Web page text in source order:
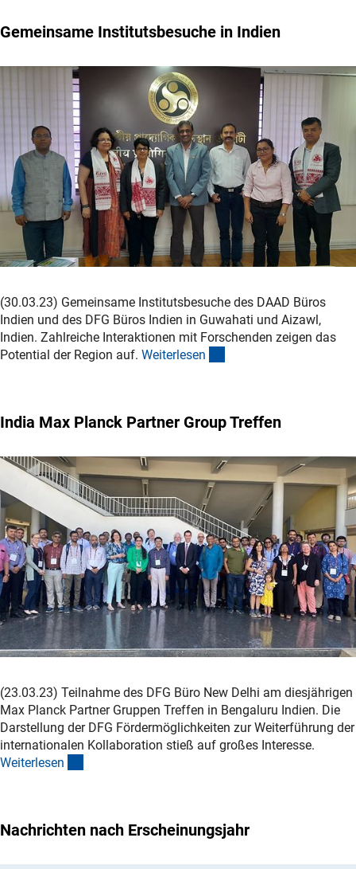
Gemeinsame Institutsbesuche in Indien
(30.03.23) Gemeinsame Institutsbesuche des DAAD Büros
Indien und des DFG Büros Indien in Guwahati und Aizawl,
Indien. Zahlreiche Interaktionen mit Forschenden zeigen das
Potential der Region auf. Weiterlesen
India Max Planck Partner Group Treffen
(23.03.23) Teilnahme des DFG Büro New Delhi am diesjährigen
Max Planck Partner Gruppen Treffen in Bengaluru Indien. Die
Darstellung der DFG Fördermöglichkeiten zur Weiterführung der
internationalen Kollaboration stieß auf großes Interesse.
Weiterlesen
Nachrichten nach Erscheinungsjahr